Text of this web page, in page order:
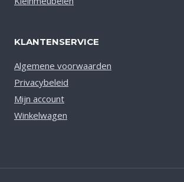
KLANTENSERVICE
Algemene voorwaarden
Privacybeleid
Mijn account
Winkelwagen